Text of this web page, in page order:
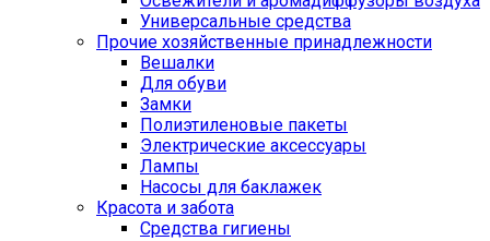
Универсальные средства
Прочие хозяйственные принадлежности
Вешалки
Для обуви
Замки
Полиэтиленовые пакеты
Электрические аксессуары
Лампы
Насосы для баклажек
Красота и забота
Средства гигиены